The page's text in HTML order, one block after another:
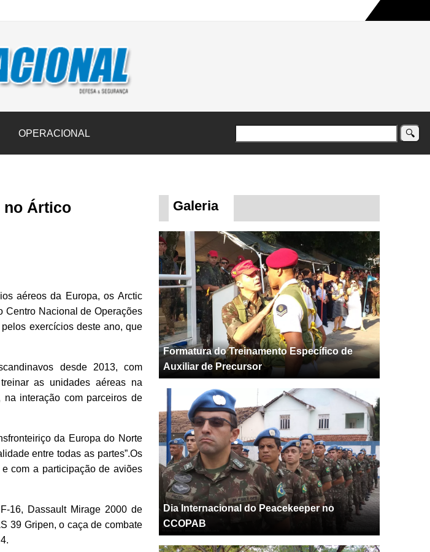
de donativos ao Rio Grande do Sul na maior campanha humanitária já registrada no país
OPERACIONAL
no Ártico
aéreos da Europa, os Arctic
Centro Nacional de Operações
exercícios deste ano, que
desde 2013, com
as unidades aéreas na
interação com parceiros de
da Europa do Norte
entre todas as partes”.Os
com a participação de aviões
16, Dassault Mirage 2000 de
39 Gripen, o caça de combate
Galeria
Formatura do Treinamento Específico de
Auxiliar de Precursor
Dia Internacional do Peacekeeper no
CCOPAB